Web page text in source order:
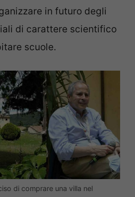
in futuro degli
di carattere scientifico
scuole.
di comprare una villa nel